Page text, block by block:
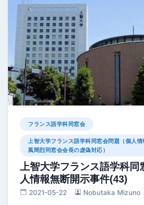
フランス語学科同窓会
上智大学フランス語学科同窓会問題（個人
風間烈同窓会会長の虚偽対応）
上智大学フランス語学科同
人情報無断開示事件(43)
2021-05-22 Nobutaka Mizuno